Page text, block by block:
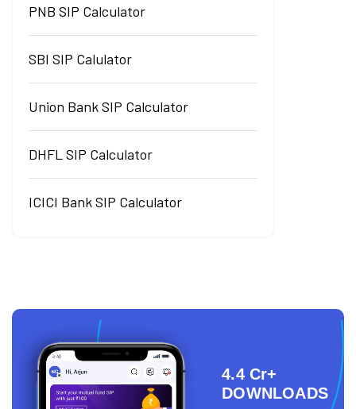
PNB SIP Calculator
SBI SIP Calulator
Union Bank SIP Calculator
DHFL SIP Calculator
ICICI Bank SIP Calculator
4.4 Cr+
DOWNLOADS